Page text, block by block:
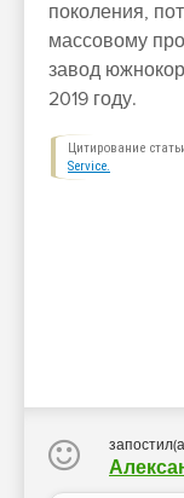
поколения,
массовому
завод
2019 году.
Цитирование
Service.